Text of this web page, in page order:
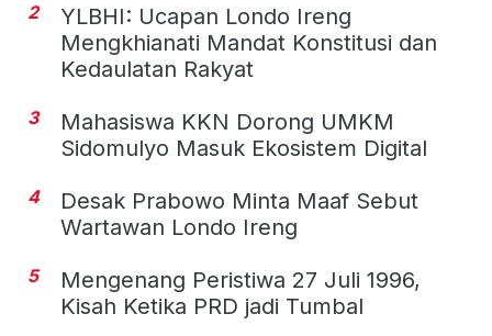
2
YLBHI: Ucapan Londo Ireng
Mengkhianati Mandat Konstitusi dan
Kedaulatan Rakyat
3
Mahasiswa KKN Dorong UMKM
Sidomulyo Masuk Ekosistem Digital
4
Desak Prabowo Minta Maaf Sebut
Wartawan Londo Ireng
5
Mengenang Peristiwa 27 Juli 1996,
Kisah Ketika PRD jadi Tumbal